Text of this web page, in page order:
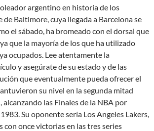
argentino en historia de los
de Baltimore, cuya llegada a Barcelona se
el sábado, ha bromeado con el dorsal que
que la mayoría de los que ha utilizado
ocupados. Lee atentamente la
y asegúrate de su estado y de las
que eventualmente pueda ofrecer el
su nivel en la segunda mitad
alcanzando las Finales de la NBA por
Su oponente sería Los Angeles Lakers,
con once victorias en las tres series